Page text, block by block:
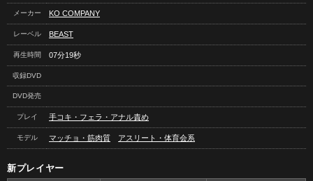
メーカー KO COMPANY
レーベル BEAST
再生時間 07分19秒
収録DVD
DVD発売
プレイ 手コキ・フェラ・アナル責め
モデル マッチョ・筋肉質 アスリート・体育会系
新プレイヤー